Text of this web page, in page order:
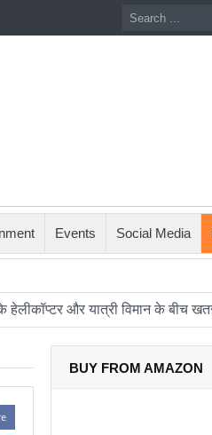
Events Social Media
और यात्री विमान के बीच खतरनाक
BUY FROM AMAZON